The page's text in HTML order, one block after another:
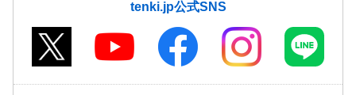
tenki.jp公式SNS